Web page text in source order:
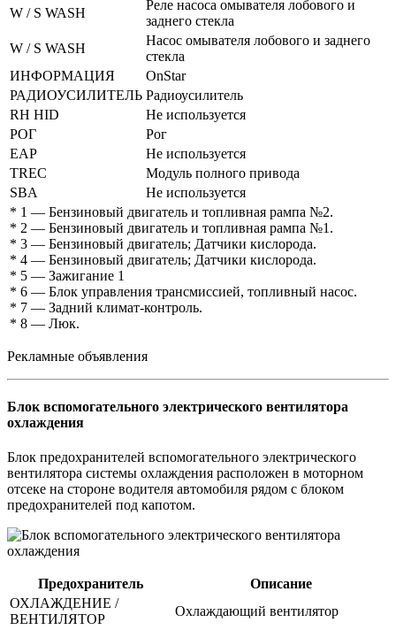
W / S WASH
Реле насоса омывателя лобового и
заднего стекла
W / S WASH
Насос омывателя лобового и заднего
стекла
ИНФОРМАЦИЯ
OnStar
РАДИОУСИЛИТЕЛЬ Радиоусилитель
RH HID
Не используется
РОГ
Рог
EAP
Не используется
TREC
Модуль полного привода
SBA
Не используется
* 1 — Бензиновый двигатель и топливная рампа №2.
* 2 — Бензиновый двигатель и топливная рампа №1.
* 3 — Бензиновый двигатель; Датчики кислорода.
* 4 — Бензиновый двигатель; Датчики кислорода.
* 5 — Зажигание 1
* 6 — Блок управления трансмиссией, топливный насос.
* 7 — Задний климат-контроль.
* 8 — Люк.
Рекламные объявления
Блок вспомогательного электрического вентилятора
охлаждения
Блок предохранителей вспомогательного электрического
вентилятора системы охлаждения расположен в моторном
отсеке на стороне водителя автомобиля рядом с блоком
предохранителей под капотом.
Предохранитель
Описание
ОХЛАЖДЕНИЕ /
ВЕНТИЛЯТОР
Охлаждающий вентилятор